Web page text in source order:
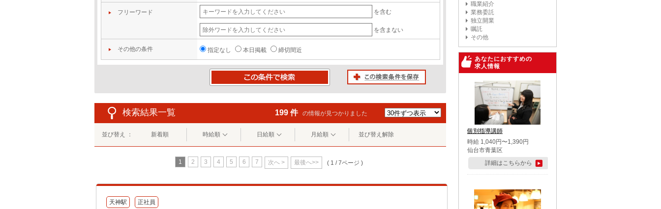
フリーワード を含む
を含まない
その他の条件 指定なし 本日掲載 締切間近
検索結果一覧 199 件 の情報が見つかりました
並び替え ： 新着順 時給順 日給順 月給順 並び替え解除
1 2 3 4 5 6 7 次へ > 最後へ>> ( 1 / 7ページ )
天神駅 正社員
職業紹介
業務委託
独立開業
嘱託
その他
あなたにおすすめの
求人情報
個別指導講師
時給 1,040円〜1,390円
仙台市青葉区
詳細はこちらから